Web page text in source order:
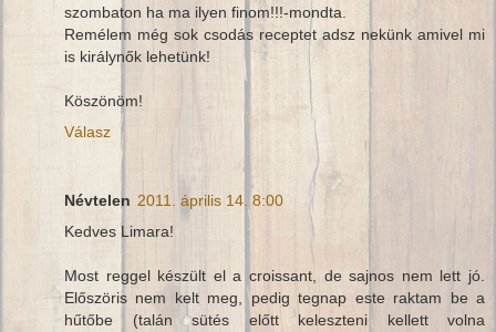
szombaton ha ma ilyen finom!!!-mondta.
Remélem még sok csodás receptet adsz nekünk amivel mi
is királynők lehetünk!
Köszönöm!
Válasz
Névtelen 2011. április 14. 8:00
Kedves Limara!
Most reggel készült el a croissant, de sajnos nem lett jó.
Előszöris nem kelt meg, pedig tegnap este raktam be a
hűtőbe (talán sütés előtt keleszteni kellett volna